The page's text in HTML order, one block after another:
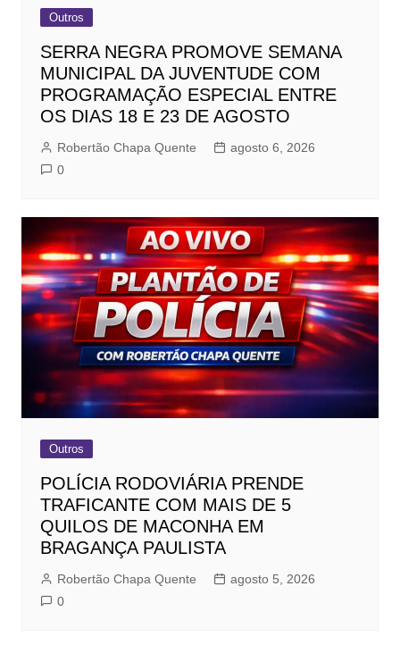
Outros
SERRA NEGRA PROMOVE SEMANA
MUNICIPAL DA JUVENTUDE COM
PROGRAMAÇÃO ESPECIAL ENTRE
OS DIAS 18 E 23 DE AGOSTO
Robertão Chapa Quente
agosto 6, 2026
0
Outros
POLÍCIA RODOVIÁRIA PRENDE
TRAFICANTE COM MAIS DE 5
QUILOS DE MACONHA EM
BRAGANÇA PAULISTA
Robertão Chapa Quente
agosto 5, 2026
0